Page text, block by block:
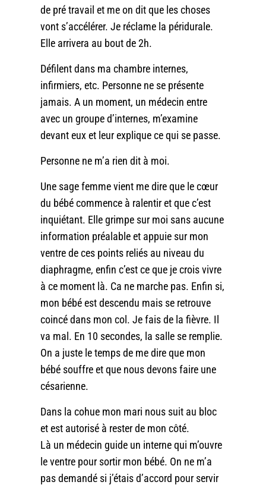
de pré travail et me on dit que les choses
vont s’accélérer. Je réclame la péridurale.
Elle arrivera au bout de 2h.
Défilent dans ma chambre internes,
infirmiers, etc. Personne ne se présente
jamais. A un moment, un médecin entre
avec un groupe d’internes, m’examine
devant eux et leur explique ce qui se passe.
Personne ne m’a rien dit à moi.
Une sage femme vient me dire que le cœur
du bébé commence à ralentir et que c’est
inquiétant. Elle grimpe sur moi sans aucune
information préalable et appuie sur mon
ventre de ces points reliés au niveau du
diaphragme, enfin c’est ce que je crois vivre
à ce moment là. Ca ne marche pas. Enfin si,
mon bébé est descendu mais se retrouve
coincé dans mon col. Je fais de la fièvre. Il
va mal. En 10 secondes, la salle se remplie.
On a juste le temps de me dire que mon
bébé souffre et que nous devons faire une
césarienne.
Dans la cohue mon mari nous suit au bloc
et est autorisé à rester de mon côté.
Là un médecin guide un interne qui m’ouvre
le ventre pour sortir mon bébé. On ne m’a
pas demandé si j’étais d’accord pour servir